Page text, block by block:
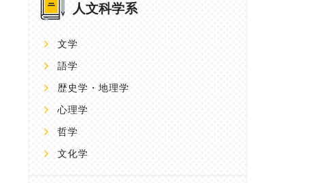
人文科学系
文学
語学
歴史学・地理学
心理学
哲学
文化学